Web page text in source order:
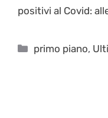
positivi al Covid:
Categorie
primo piano,